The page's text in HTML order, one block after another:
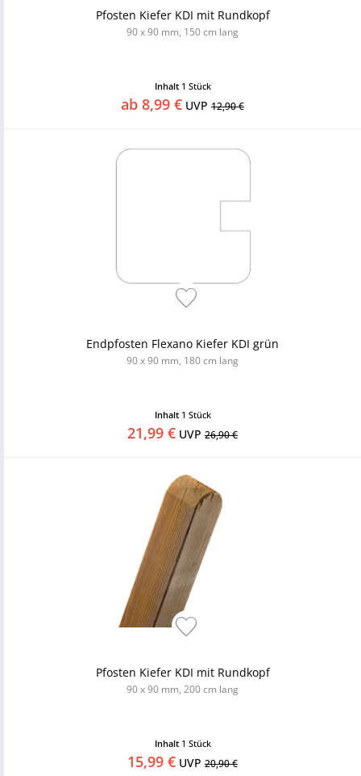
Pfosten Kiefer KDI mit Rundkopf
90 x 90 mm, 150 cm lang
Inhalt 1 Stück
ab 8,99 € UVP 12,90 €
Endpfosten Flexano Kiefer KDI grün
90 x 90 mm, 180 cm lang
Inhalt 1 Stück
21,99 € UVP 26,90 €
Pfosten Kiefer KDI mit Rundkopf
90 x 90 mm, 200 cm lang
Inhalt 1 Stück
15,99 € UVP 20,90 €